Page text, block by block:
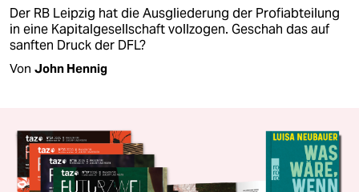
Der RB Leipzig hat die Ausgliederung der Profiabteilung
in eine Kapitalgesellschaft vollzogen. Geschah das auf
sanften Druck der DFL?
Von John Hennig